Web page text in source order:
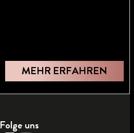
MEHR ERFAHREN
Folge uns